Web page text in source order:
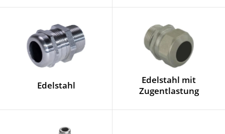
Edelstahl
Edelstahl mit
Zugentlastung